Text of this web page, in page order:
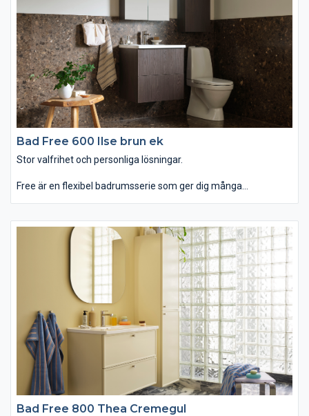
detaljer.
Bad Free 600 Ilse brun ek
Stor valfrihet och personliga lösningar.
Free är en flexibel badrumsserie som ger dig många
kan få ett både modernt och traditionellt utseende, beroende
på ditt val av till exempel lucka, kulör och handtag. Det minsta
tvättstället är smalare och grundare än vad som är vanligt och
perfekt för små badrum. Free passar dig som vill ha ett badrum
som erbjuder stor valfrihet och personliga lösningar.
Bad Free 800 Thea Cremegul